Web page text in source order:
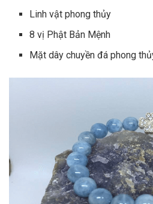
Linh vật phong thủy
8 vị Phật Bản Mệnh
Mặt dây chuyền đá phong